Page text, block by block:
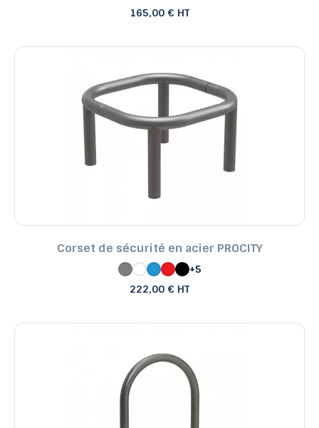
165,00 € HT
Corset de sécurité en acier PROCITY
+5
222,00 € HT